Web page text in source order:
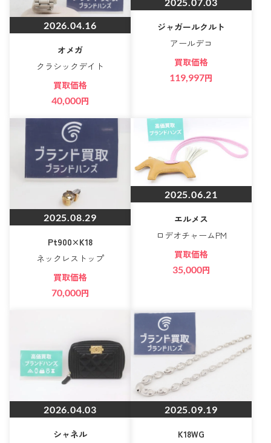
2026.04.16
オメガ
クラシックデイト
買取価格
40,000円
ジャガールクルト
アールデコ
買取価格
119,997円
2025.08.29
Pt900×K18
ネックレストップ
買取価格
70,000円
2025.06.21
エルメス
ロデオチャームPM
買取価格
35,000円
2026.04.03
シャネル
2025.09.19
K18WG